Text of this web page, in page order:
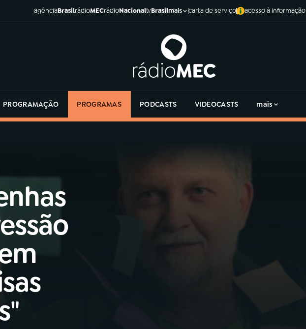
agênciaBrasilrádioMECrádioNacionaltvBrasilmais carta de serviço acesso à informação
PROGRAMAÇÃO PROGRAMAS PODCASTS VIDEOCASTS mais